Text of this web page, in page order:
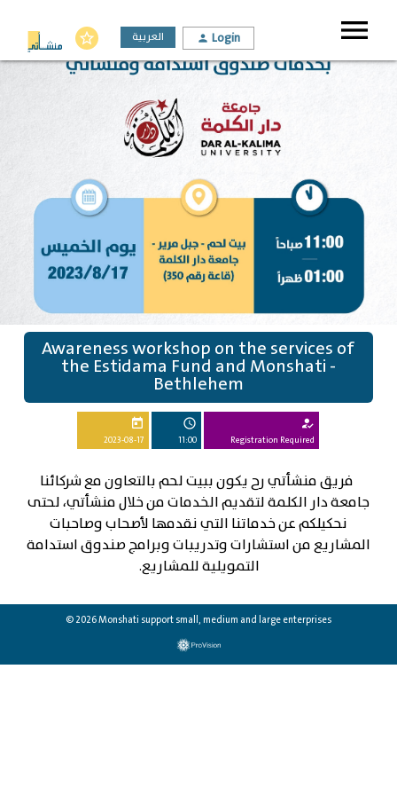
menu
star_border العربية person Login
Awareness workshop on the services of
the Estidama Fund and Monshati -
Bethlehem
today
2023-08-17
schedule
11:00
how_to_reg
Registration Required
فريق منشأتي رح يكون ببيت لحم بالتعاون مع شركائنا
جامعة دار الكلمة لتقديم الخدمات من خلال منشأتي، لحتى
نحكيلكم عن خدماتنا التي نقدمها لأصحاب وصاحبات
المشاريع من استشارات وتدريبات وبرامج صندوق استدامة
التمويلية للمشاريع.
© 2026 Monshati support small, medium and large enterprises